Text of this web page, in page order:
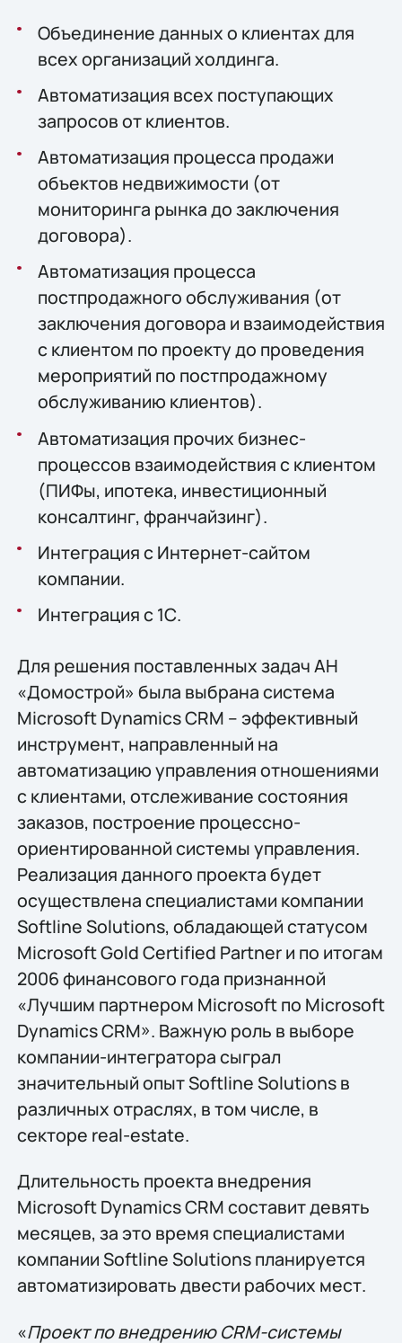
Объединение данных о клиентах для
всех организаций холдинга.
Автоматизация всех поступающих
запросов от клиентов.
Автоматизация процесса продажи
объектов недвижимости (от
мониторинга рынка до заключения
договора).
Автоматизация процесса
постпродажного обслуживания (от
заключения договора и взаимодействия
с клиентом по проекту до проведения
мероприятий по постпродажному
обслуживанию клиентов).
Автоматизация прочих бизнес-
процессов взаимодействия с клиентом
(ПИФы, ипотека, инвестиционный
консалтинг, франчайзинг).
Интеграция с Интернет-сайтом
компании.
Интеграция с 1С.
Для решения поставленных задач АН
«Домострой» была выбрана система
Microsoft Dynamics CRM – эффективный
инструмент, направленный на
автоматизацию управления отношениями
с клиентами, отслеживание состояния
заказов, построение процессно-
ориентированной системы управления.
Реализация данного проекта будет
осуществлена специалистами компании
Softline Solutions, обладающей статусом
Microsoft Gold Certified Partner и по итогам
2006 финансового года признанной
«Лучшим партнером Microsoft по Microsoft
Dynamics CRM». Важную роль в выборе
компании-интегратора сыграл
значительный опыт Softline Solutions в
различных отраслях, в том числе, в
секторе real-estate.
Длительность проекта внедрения
Microsoft Dynamics CRM составит девять
месяцев, за это время специалистами
компании Softline Solutions планируется
автоматизировать двести рабочих мест.
«Проект по внедрению CRM-системы